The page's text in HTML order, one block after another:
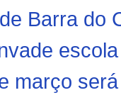
Barra do
março